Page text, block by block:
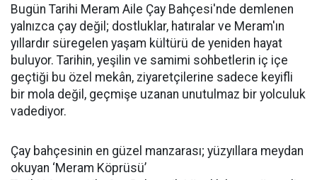
Bugün Tarihi Meram Aile Çay Bahçesi'nde demlenen
yalnızca çay değil; dostluklar, hatıralar ve Meram'ın
yıllardır süregelen yaşam kültürü de yeniden hayat
buluyor. Tarihin, yeşilin ve samimi sohbetlerin iç içe
geçtiği bu özel mekân, ziyaretçilerine sadece keyifli
bir mola değil, geçmişe uzanan unutulmaz bir yolculuk
vadediyor.
Çay bahçesinin en güzel manzarası; yüzyıllara meydan
okuyan ‘Meram Köprüsü’